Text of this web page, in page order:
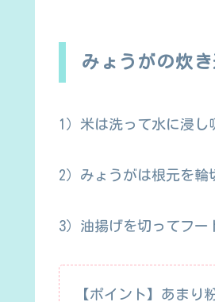
みょうがの炊
1）米は洗って水に浸し
2）みょうがは根元を輪
3）油揚げを切ってフー
【ポイント】あまり